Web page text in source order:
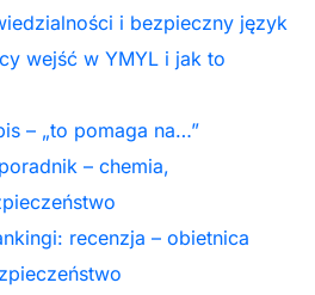
i bezpieczny język
wejść w YMYL i jak to
– „to pomaga na…”
– chemia,
recenzja – obietnica